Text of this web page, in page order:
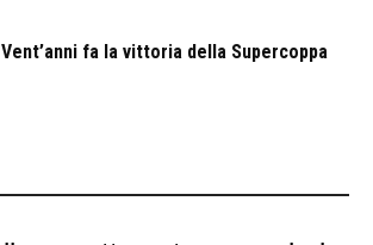
Vent’anni fa la vittoria della Supercoppa